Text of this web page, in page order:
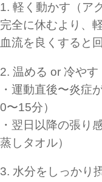
1. 軽く動かす（ア
完全に休むより、
血流を良くすると
2. 温める or 冷やす
・運動直後〜炎症
0〜15分）
・翌日以降の張り
蒸しタオル）
3. 水分をしっかり